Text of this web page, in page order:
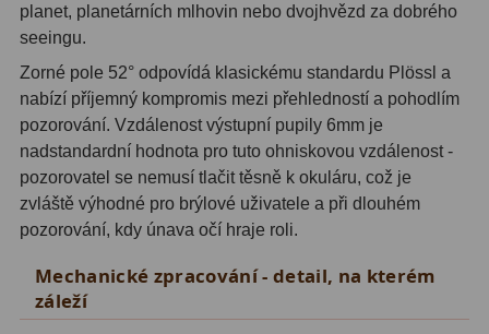
Rovnače a reduktory
Zaostření 11
ADC, Tilting14
Komponenty78
11
Okulárové výtahy
planet, planetárních mlhovin nebo dvojhvězd za dobrého
seeingu.
Zorné pole 52° odpovídá klasickému standardu Plössl a
nabízí příjemný kompromis mezi přehledností a pohodlím
pozorování. Vzdálenost výstupní pupily 6mm je
nadstandardní hodnota pro tuto ohniskovou vzdálenost -
pozorovatel se nemusí tlačit těsně k okuláru, což je
zvláště výhodné pro brýlové uživatele a při dlouhém
pozorování, kdy únava očí hraje roli.
Mechanické zpracování - detail, na kterém
záleží